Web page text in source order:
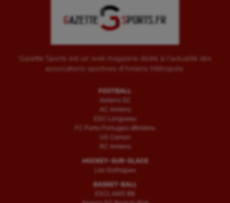
Gazette Sports est un web magazine dédié à l'actualité des
associations sportives d'Amiens Métropole.
FOOTBALL
Amiens SC
AC Amiens
ESC Longueau
FC Porto Portugais d’Amiens
US Camon
RC Amiens
HOCKEY-SUR-GLACE
Les Gothiques
BASKET-BALL
ESCLAMS BB